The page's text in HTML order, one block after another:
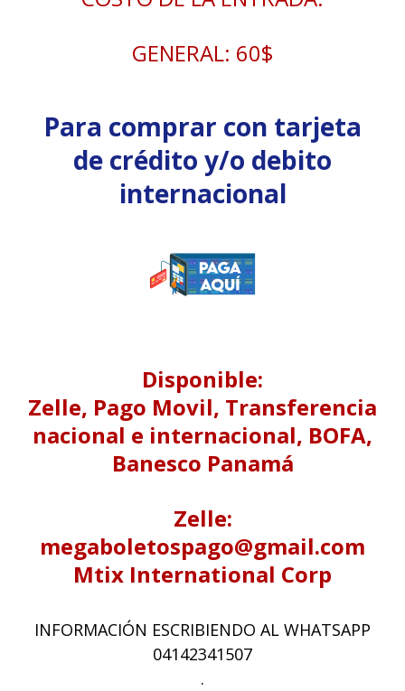
GENERAL: 60$
Para comprar con tarjeta
de crédito y/o debito
internacional
Disponible:
Zelle, Pago Movil, Transferencia
nacional e internacional, BOFA,
Banesco Panamá
Zelle:
megaboletospago@gmail.com
Mtix International Corp
INFORMACIÓN ESCRIBIENDO AL WHATSAPP
04142341507
.